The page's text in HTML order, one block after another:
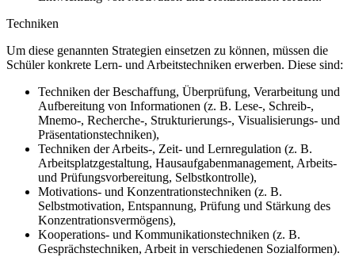
Techniken
Um diese genannten Strategien einsetzen zu können, müssen die
Schüler konkrete Lern- und Arbeitstechniken erwerben. Diese sind:
Techniken der Beschaffung, Überprüfung, Verarbeitung und
Aufbereitung von Informationen (z. B. Lese-, Schreib-,
Mnemo-, Recherche-, Strukturierungs-, Visualisierungs- und
Präsentationstechniken),
Techniken der Arbeits-, Zeit- und Lernregulation (z. B.
Arbeitsplatzgestaltung, Hausaufgabenmanagement, Arbeits-
und Prüfungsvorbereitung, Selbstkontrolle),
Motivations- und Konzentrationstechniken (z. B.
Selbstmotivation, Entspannung, Prüfung und Stärkung des
Konzentrationsvermögens),
Kooperations- und Kommunikationstechniken (z. B.
Gesprächstechniken, Arbeit in verschiedenen Sozialformen).